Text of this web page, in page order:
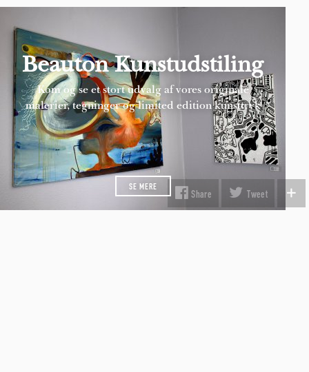
Beauton Kunstudstiling
Kom og se et stort udvalg af vores originale
malerier, tegninger og limited edition kunsttryk
SE MERE